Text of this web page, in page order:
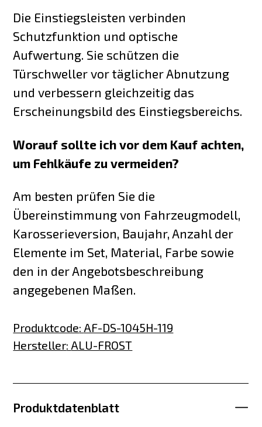
Die Einstiegsleisten verbinden
Schutzfunktion und optische
Aufwertung. Sie schützen die
Türschweller vor täglicher Abnutzung
und verbessern gleichzeitig das
Erscheinungsbild des Einstiegsbereichs.
Worauf sollte ich vor dem Kauf achten,
um Fehlkäufe zu vermeiden?
Am besten prüfen Sie die
Übereinstimmung von Fahrzeugmodell,
Karosserieversion, Baujahr, Anzahl der
Elemente im Set, Material, Farbe sowie
den in der Angebotsbeschreibung
angegebenen Maßen.
Produktcode: AF-DS-1045H-119
Hersteller: ALU-FROST
Produktdatenblatt